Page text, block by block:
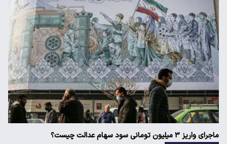
ماجرای واریز ۳ میلیون تومانی سود سهام عدالت چیست؟